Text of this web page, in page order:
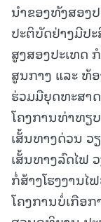
ນໍາຂອງທັງສອງ
ປະຕິບັດຢ່າງມີປ
ສູງສອງປະເທດ
ສູນກາງ ແລະ ທ້
ຮ່ວມມືຍຸດທະສາ
ໂຄງການທ່າທຽບ
ເສັ້ນທາງດ່ວນ ວ
ເສັ້ນທາງລົດໄຟ
ກໍ່ສ້າງໂຮງງານໄ
ໂຄງການບໍ່ເກືອ